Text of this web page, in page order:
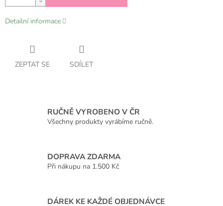
Detailní informace
ZEPTAT SE SDÍLET
RUČNĚ VYROBENO V ČR
Všechny produkty vyrábíme ručně.
DOPRAVA ZDARMA
Při nákupu na 1.500 Kč
DÁREK KE KAŽDÉ OBJEDNÁVCE